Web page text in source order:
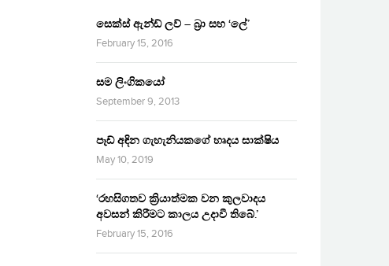
සෙක්ස් ඇන්ඩ් ලව් – බ්‍රා සහ ‘ලේ’
February 15, 2016
සම ලිංගිකයෝ
September 9, 2013
පෑඩ් අඳින ගැහැනියකගේ හෘදය සාක්ෂිය
May 10, 2019
‘රහසිගතව ක්‍රියාත්මක වන කුලවාදය
අවසන් කිරීමට කාලය උදාවී තිබේ.’
February 15, 2016